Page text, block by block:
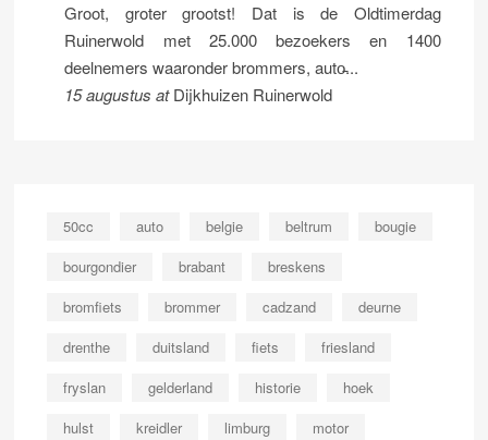
Groot, groter grootst! Dat is de Oldtimerdag
Ruinerwold met 25.000 bezoekers en 1400
deelnemers waaronder brommers, auto̵...
15 augustus atDijkhuizen Ruinerwold
50cc auto belgie beltrum
bougie
bourgondier
brabant
breskens
bromfiets
brommer cadzand
deurne
drenthe
duitsland fiets
friesland
fryslan
gelderland historie
hoek
hulst
kreidler limburg
motor